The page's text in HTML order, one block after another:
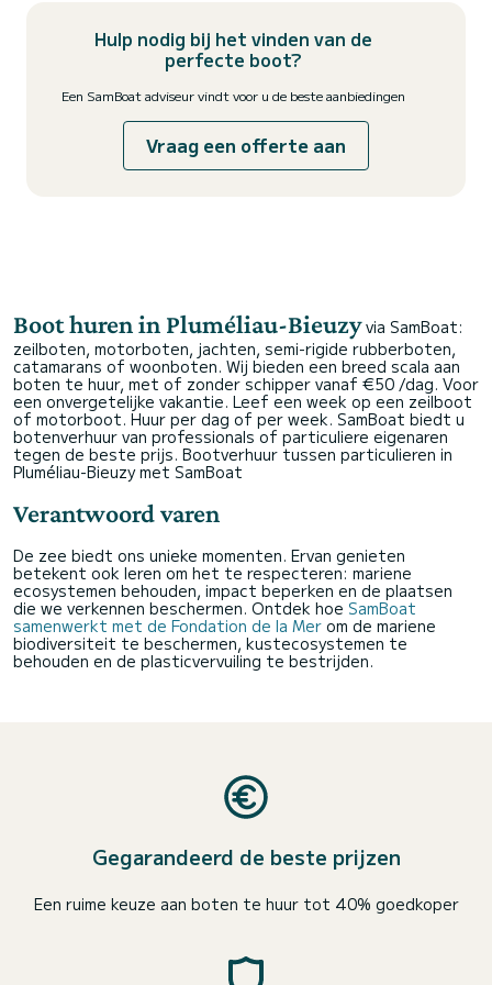
Hulp nodig bij het vinden van de
perfecte boot?
Een SamBoat adviseur vindt voor u de beste aanbiedingen
Vraag een offerte aan
Boot huren in Pluméliau-Bieuzy via SamBoat:
zeilboten, motorboten, jachten, semi-rigide rubberboten,
catamarans of woonboten. Wij bieden een breed scala aan
boten te huur, met of zonder schipper vanaf €50 /dag. Voor
een onvergetelijke vakantie. Leef een week op een zeilboot
of motorboot. Huur per dag of per week. SamBoat biedt u
botenverhuur van professionals of particuliere eigenaren
tegen de beste prijs. Bootverhuur tussen particulieren in
Pluméliau-Bieuzy met SamBoat
Verantwoord varen
De zee biedt ons unieke momenten. Ervan genieten
betekent ook leren om het te respecteren: mariene
ecosystemen behouden, impact beperken en de plaatsen
die we verkennen beschermen. Ontdek hoe SamBoat
samenwerkt met de Fondation de la Mer om de mariene
biodiversiteit te beschermen, kustecosystemen te
behouden en de plasticvervuiling te bestrijden.
Gegarandeerd de beste prijzen
Een ruime keuze aan boten te huur tot 40% goedkoper